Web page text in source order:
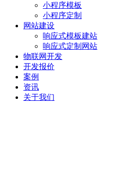
小程序模板
小程序定制
网站建设
响应式模板建站
响应式定制网站
物联网开发
开发报价
案例
资讯
关于我们